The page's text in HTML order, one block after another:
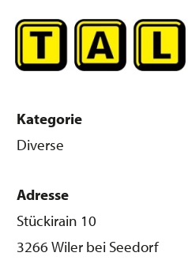
Kategorie
Diverse
Adresse
Stückirain 10
3266 Wiler bei Seedorf